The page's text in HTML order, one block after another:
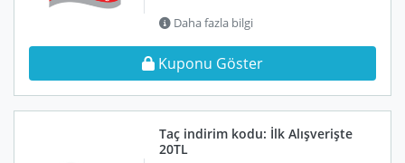
Daha fazla bilgi
Kuponu Göster
Taç indirim kodu: İlk Alışverişte
20TL